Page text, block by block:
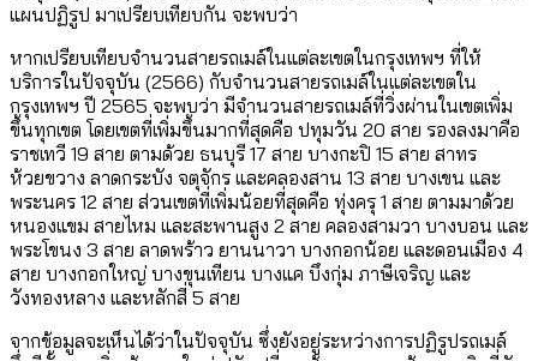
แผนปฏิรูป มาเปรียบเทียบกัน จะพบว่า
หากเปรียบเทียบจำนวนสายรถเมล์ในแต่ละเขตในกรุงเทพฯ ที่ให้
บริการในปัจจุบัน (2566) กับจำนวนสายรถเมล์ในแต่ละเขตใน
กรุงเทพฯ ปี 2565 จะพบว่า มีจำนวนสายรถเมล์ที่วิ่งผ่านในเขตเพิ่ม
ขึ้นทุกเขต โดยเขตที่เพิ่มขึ้นมากที่สุดคือ ปทุมวัน 20 สาย รองลงมาคือ
ราชเทวี 19 สาย ตามด้วย ธนบุรี 17 สาย บางกะปิ 15 สาย สาทร
ห้วยขวาง ลาดกระบัง จตุจักร และคลองสาน 13 สาย บางเขน และ
พระนคร 12 สาย ส่วนเขตที่เพิ่มน้อยที่สุดคือ ทุ่งครุ 1 สาย ตามมาด้วย
หนองแขม สายไหม และสะพานสูง 2 สาย คลองสามวา บางบอน และ
พระโขนง 3 สาย ลาดพร้าว ยานนาวา บางกอกน้อย และดอนเมือง 4
สาย บางกอกใหญ่ บางขุนเทียน บางแค บึงกุ่ม ภาษีเจริญ และ
วังทองหลาง และหลักสี่ 5 สาย
จากข้อมูลจะเห็นได้ว่าในปัจจุบัน ซึ่งยังอยู่ระหว่างการปฏิรูปรถเมล์